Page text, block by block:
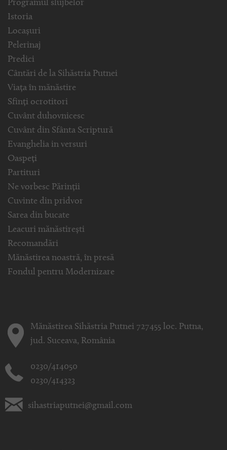
Programul slujbelor
Istoria
Locașuri
Pelerinaj
Predici
Cântări de la Sihăstria Putnei
Viața în mănăstire
Sfinți ocrotitori
Cuvânt duhovnicesc
Cuvânt din Sfânta Scriptură
Evanghelia in versuri
Oaspeți
Partituri
Ne vorbesc Părinții
Cuvinte din pridvor
Sarea din bucate
Leacuri mănăstirești
Recomandări
Mănăstirea noastră, în presă
Fondul pentru Modernizare
Mănăstirea Sihăstria Putnei 727455 loc. Putna,
jud. Suceava, România
0230/414050
0230/414323
sihastriaputnei@gmail.com